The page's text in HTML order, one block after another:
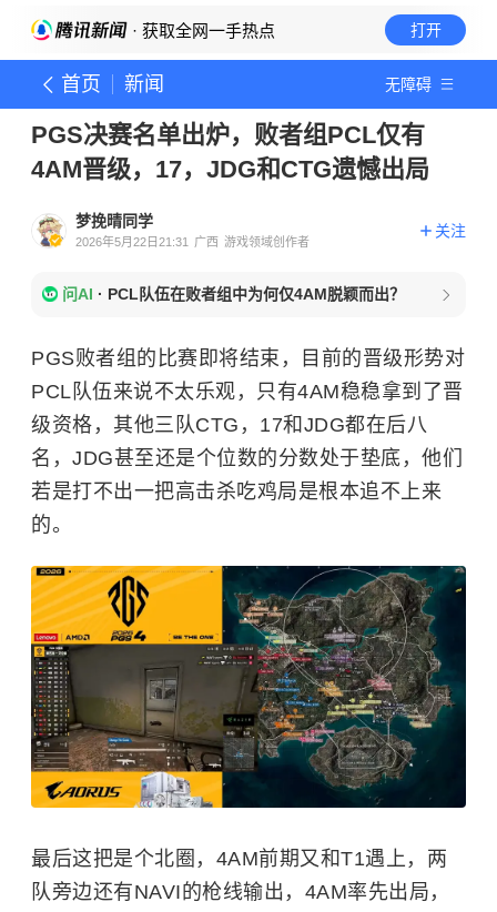
· 获取全网一手热点 打开
首页 新闻 无障碍
PGS决赛名单出炉，败者组PCL仅有
4AM晋级，17，JDG和CTG遗憾出局
梦挽晴同学
2026年5月22日21:31 广西 游戏领域创作者
关注
问AI · PCL队伍在败者组中为何仅4AM脱颖而出？
PGS败者组的比赛即将结束，目前的晋级形势对
PCL队伍来说不太乐观，只有4AM稳稳拿到了晋
级资格，其他三队CTG，17和JDG都在后八
名，JDG甚至还是个位数的分数处于垫底，他们
若是打不出一把高击杀吃鸡局是根本追不上来
的。
最后这把是个北圈，4AM前期又和T1遇上，两
队旁边还有NAVI的枪线输出，4AM率先出局，